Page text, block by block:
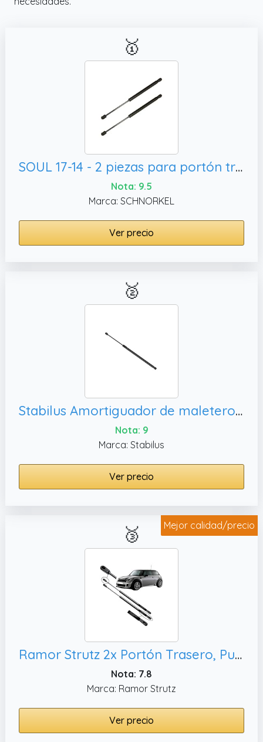
🥇
SOUL 17-14 - 2 piezas para portón trasero de portón trasero, cilindro de asistencia para barra de gas
Nota: 9.5
Marca: SCHNORKEL
Ver precio
🥈
Stabilus Amortiguador de maletero 968460 LIFT-O-MAT con amortiguador de 630 Newton para Citroen C4 Grand Picasso, DEHNYT 2014
Nota: 9
Marca: Stabilus
Ver precio
Mejor calidad/precio
🥉
Ramor Strutz 2x Portón Trasero, Puntales de Gasolina. Reemplazo de 51247148902 y Otros.
Nota: 7.8
Marca: Ramor Strutz
Ver precio